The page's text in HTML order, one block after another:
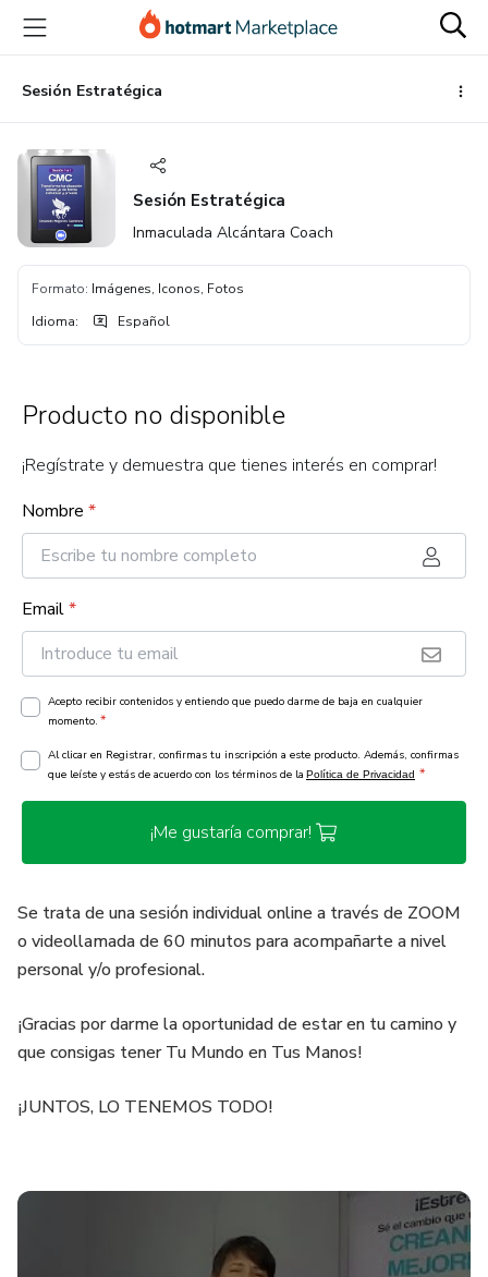
principal
página
de
página
Sesión Estratégica
Sesión Estratégica
Inmaculada Alcántara Coach
Formato: Imágenes, Iconos, Fotos
Idioma: Español
Producto no disponible
¡Regístrate y demuestra que tienes interés en comprar!
Nombre *
Email*
Acepto recibir contenidos y entiendo que puedo darme de baja en cualquier
momento. *
Al clicar en Registrar, confirmas tu inscripción a este producto. Además, confirmas
que leíste y estás de acuerdo con los términos de la Política de Privacidad *
¡Me gustaría comprar!
Se trata de una sesión individual online a través de ZOOM
o videollamada de 60 minutos para acompañarte a nivel
personal y/o profesional.
¡Gracias por darme la oportunidad de estar en tu camino y
que consigas tener Tu Mundo en Tus Manos!
¡JUNTOS, LO TENEMOS TODO!